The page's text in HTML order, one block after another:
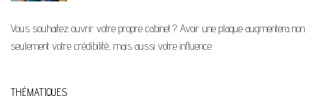
Vous souhaitez ouvrir votre propre cabinet ? Avoir une plaque augmentera non
seulement votre crédibilité, mais aussi votre influence.
THÉMATIQUES